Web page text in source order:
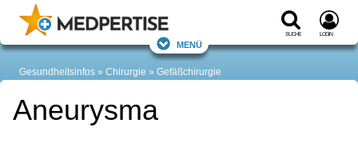
Suche Login
Menü
Gesundheitsinfos Chirurgie Gefäßchirurgie
Aneurysma